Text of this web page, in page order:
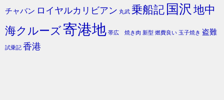
チャバン ロイヤルカリビアン 丸武 乗船記 国沢 地中
海クルーズ寄港地 帯広 焼き肉 新型 燃費良い 玉子焼き 盗難
試乗記 香港